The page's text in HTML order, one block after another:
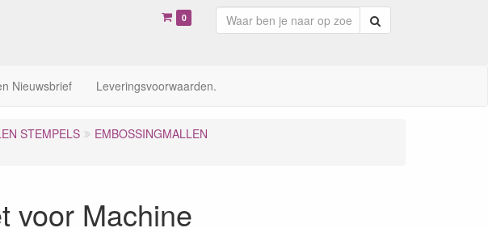
0
Nieuwsbrief Leveringsvoorwaarden.
STEMPELS
EMBOSSINGMALLEN
voor Machine